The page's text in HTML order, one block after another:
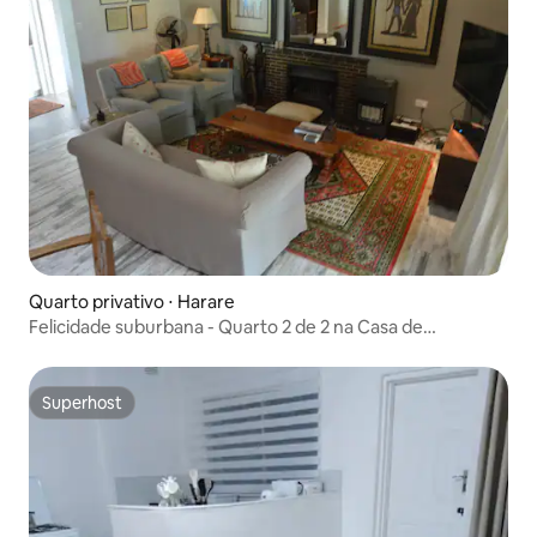
Quarto privativo ⋅ Harare
Felicidade suburbana - Quarto 2 de 2 na Casa de
Superhost
Superhost